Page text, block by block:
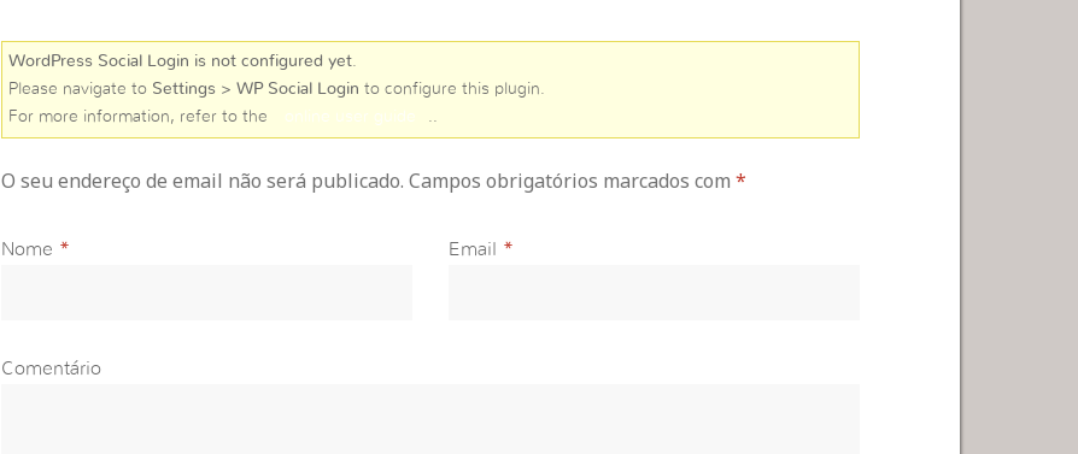
WordPress Social Login is not configured yet.
Please navigate to Settings > WP Social Login to configure this plugin.
For more information, refer to the
online user guide
O seu endereço de email não será publicado. Campos obrigatórios marcados com *
Nome * Email *
Comentário